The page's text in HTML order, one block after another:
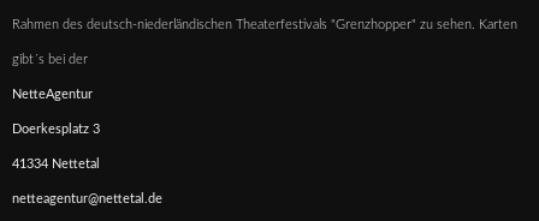
Rahmen des deutsch-niederländischen Theaterfestivals "Grenzhopper" zu sehen. Karten
gibt´s bei der
NetteAgentur
Doerkesplatz 3
41334 Nettetal
netteagentur@nettetal.de